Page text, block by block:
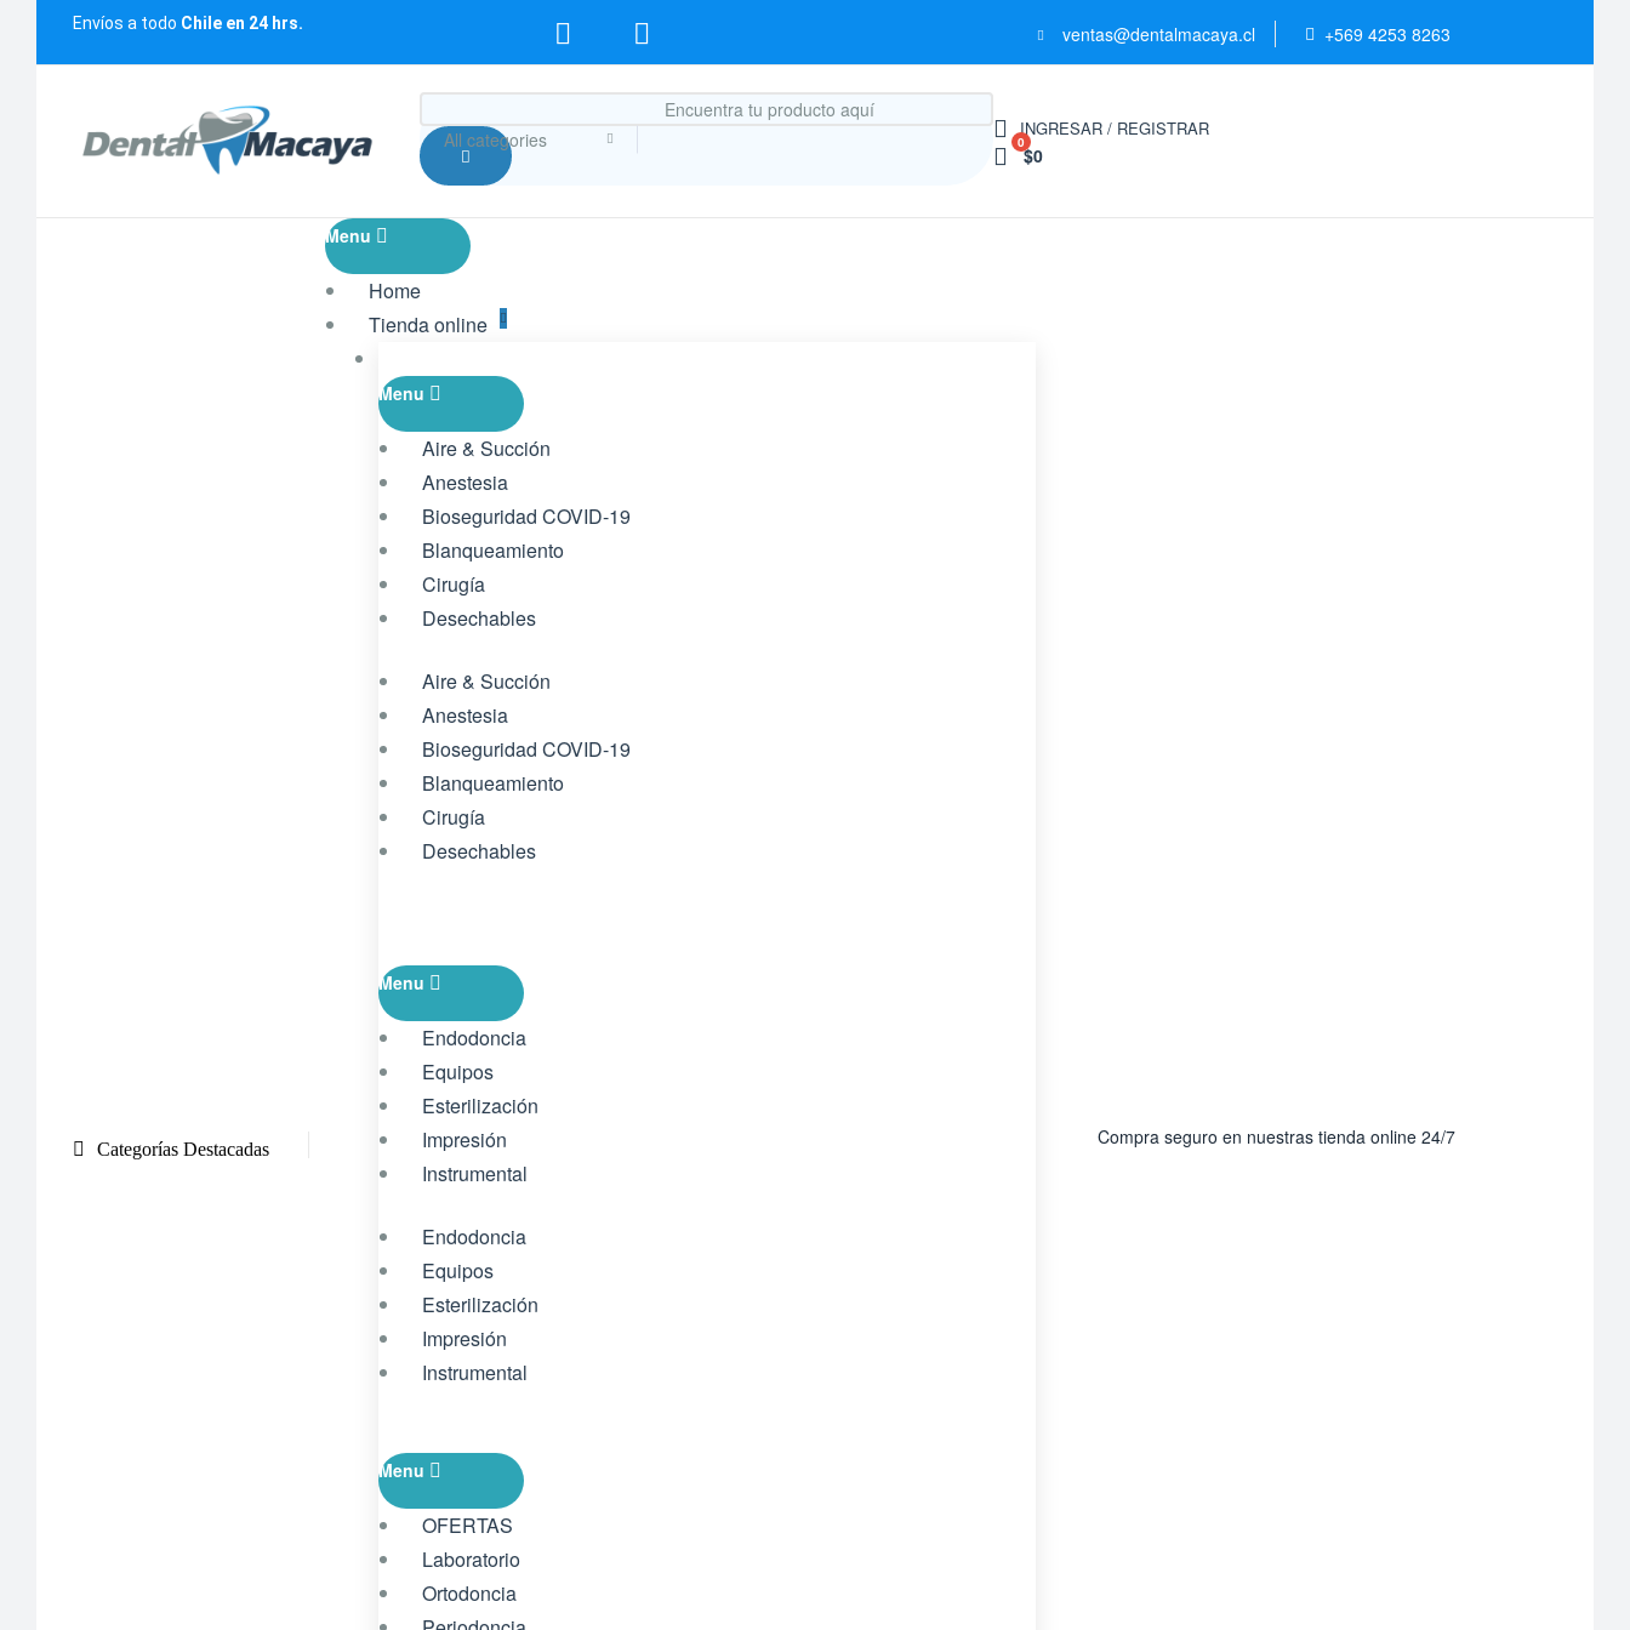
Envíos a todo Chile en 24 hrs. ventas@dentalmacaya.cl +569 4253 8263
All categories INGRESAR / REGISTRAR
0
$0
Categorías Destacadas
Menu
Home
Tienda online
Menu
Aire & Succión
Anestesia
Bioseguridad COVID-19
Blanqueamiento
Cirugía
Desechables
Aire & Succión
Anestesia
Bioseguridad COVID-19
Blanqueamiento
Cirugía
Desechables
Menu
Endodoncia
Equipos
Esterilización
Impresión
Instrumental
Endodoncia
Equipos
Esterilización
Impresión
Instrumental
Menu
OFERTAS
Laboratorio
Ortodoncia
Compra seguro en nuestras tienda online 24/7